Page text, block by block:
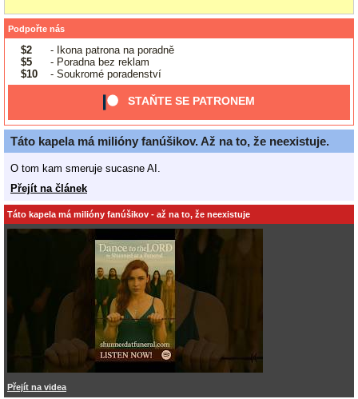
Podpořte nás
$2
- Ikona patrona na poradně
$5
- Poradna bez reklam
$10
- Soukromé poradenství
STAŇTE SE PATRONEM
Táto kapela má milióny fanúšikov. Až na to, že neexistuje.
O tom kam smeruje sucasne AI.
Přejít na článek
Táto kapela má milióny fanúšikov - až na to, že neexistuje
Přejít na videa